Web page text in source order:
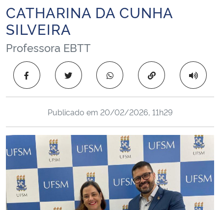
Ministério da Infraestrutura
Ministério da Agricultura, Pecuária e Abastecimento
Ministério da Educação
Ministério da Cidadania
Ministério de Minas e Energia
Ministério da Ciência, Tecnologia, Inovações e Comunicações
Ministério do Meio Ambiente
Início do conteúdo
CATHARINA DA CUNHA
SILVEIRA
Professora EBTT
Copiar para área
Publicado em 20/02/2026, 11h29